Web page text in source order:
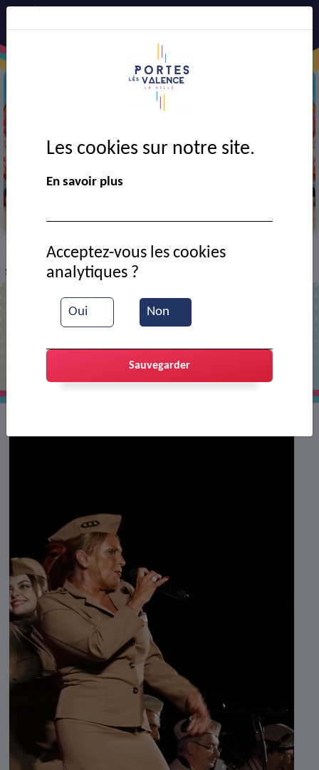
> VIE MUNICIPALE > Ressources documentaires
Soirée Glenn Miller
Les cookies sur notre site.
En savoir plus
Oui Non
Acceptez-vous les cookies
analytiques ?
Sauvegarder